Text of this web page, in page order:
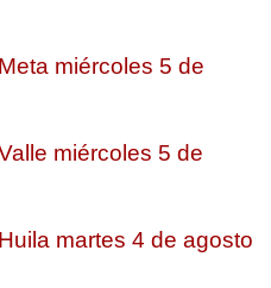
miércoles 5 de
miércoles 5 de
martes 4 de agosto